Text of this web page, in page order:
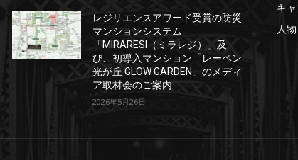
レジリエンスアワード受賞の防災
マンションシステム
「MIRARESI（ミラレジ）」及
び、初導入マンション「レーベン
光が丘 GLOW GARDEN」のメディ
ア取材会のご案内
2026年5月26日
キ
人物